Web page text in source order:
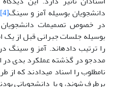
دانشجویان بوسیله آمز و سینگ[4]
در خصوص تصمیمات دانشجویان
بوسیله جلسات جبرانی قبل از یک
را ترتیب داده­اند. آمز و سینگ
مددجو در گذشته عملکرد بدی در
نامطلوب را اسناد می­دادند که از
برطرف شوند، و یا دانشجویانی